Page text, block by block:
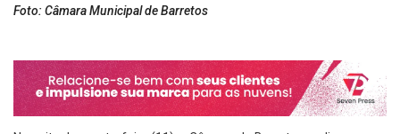
Foto: Câmara Municipal de Barretos